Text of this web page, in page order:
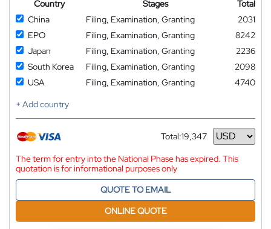
Country Stages
Total
China
Filing, Examination, Granting
2031
EPO
Filing, Examination, Granting
8242
Japan
Filing, Examination, Granting
2236
South Korea
Filing, Examination, Granting
2098
USA
Filing, Examination, Granting
4740
+ Add country
Total:19,347
Currency
The term for entry into the National Phase has expired. This
quotation is for informational purposes only
QUOTE TO EMAIL
ONLINE QUOTE